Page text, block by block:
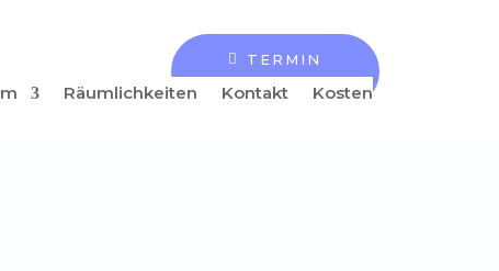
TERMIN
BUCHEN
Räumlichkeiten Kontakt Kosten